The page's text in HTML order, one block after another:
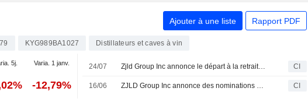
Ajouter à une liste Rapport PDF
KYG989BA1027 Distillateurs et caves à vin
5j. Varia. 1 janv.
-12,79%
24/07 Zjld Group Inc annonce le départ à la retraite de Yan Tao, administrateur exécutif et vice-président, effectif au 24 juillet 2026 CI
16/06 ZJLD Group Inc annonce des nominations au sein de son conseil d'administration CI